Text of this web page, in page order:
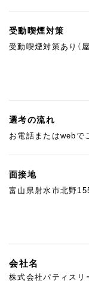
受動喫煙対策
受動喫煙対策あり（
選考の流れ
お電話またはwebで
面接地
富山県射水市北野
会社名
株式会社パティスリ